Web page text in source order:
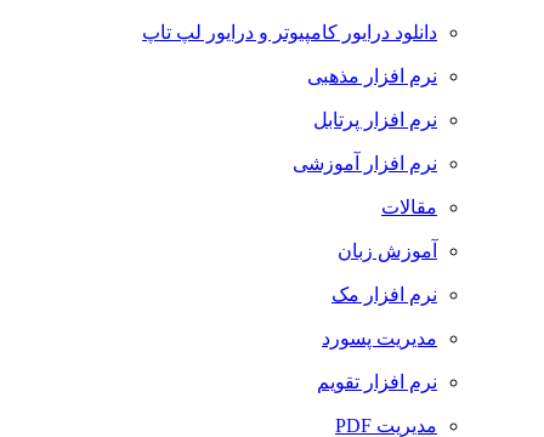
دانلود درایور کامپیوتر و درایور لپ تاپ
نرم افزار مذهبی
نرم افزار پرتابل
نرم افزار آموزشی
مقالات
آموزش زبان
نرم افزار مک
مدیریت پسورد
نرم افزار تقویم
مدیریت PDF